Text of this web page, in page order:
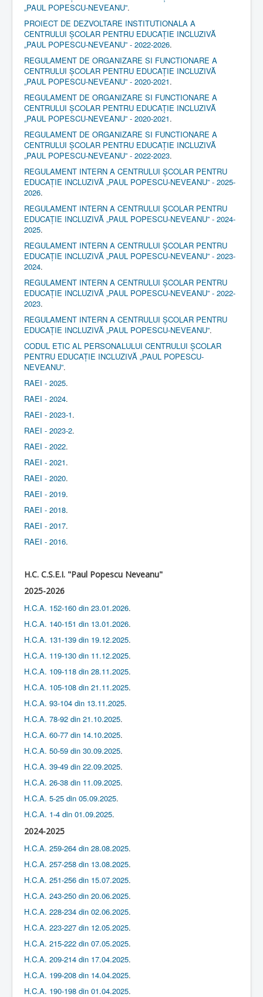
„PAUL POPESCU-NEVEANU”.
PROIECT DE DEZVOLTARE INSTITUTIONALA A
CENTRULUI ȘCOLAR PENTRU EDUCAȚIE INCLUZIVĂ
„PAUL POPESCU-NEVEANU” - 2022-2026.
REGULAMENT DE ORGANIZARE SI FUNCTIONARE A
CENTRULUI ȘCOLAR PENTRU EDUCAȚIE INCLUZIVĂ
„PAUL POPESCU-NEVEANU” - 2020-2021.
REGULAMENT DE ORGANIZARE SI FUNCTIONARE A
CENTRULUI ȘCOLAR PENTRU EDUCAȚIE INCLUZIVĂ
„PAUL POPESCU-NEVEANU” - 2020-2021.
REGULAMENT DE ORGANIZARE SI FUNCTIONARE A
CENTRULUI ȘCOLAR PENTRU EDUCAȚIE INCLUZIVĂ
„PAUL POPESCU-NEVEANU” - 2022-2023.
REGULAMENT INTERN A CENTRULUI ȘCOLAR PENTRU
EDUCAȚIE INCLUZIVĂ „PAUL POPESCU-NEVEANU” - 2025-
2026.
REGULAMENT INTERN A CENTRULUI ȘCOLAR PENTRU
EDUCAȚIE INCLUZIVĂ „PAUL POPESCU-NEVEANU” - 2024-
2025.
REGULAMENT INTERN A CENTRULUI ȘCOLAR PENTRU
EDUCAȚIE INCLUZIVĂ „PAUL POPESCU-NEVEANU” - 2023-
2024.
REGULAMENT INTERN A CENTRULUI ȘCOLAR PENTRU
EDUCAȚIE INCLUZIVĂ „PAUL POPESCU-NEVEANU” - 2022-
2023.
REGULAMENT INTERN A CENTRULUI ȘCOLAR PENTRU
EDUCAȚIE INCLUZIVĂ „PAUL POPESCU-NEVEANU”.
CODUL ETIC AL PERSONALULUI CENTRULUI ȘCOLAR
PENTRU EDUCAȚIE INCLUZIVĂ „PAUL POPESCU-
NEVEANU”.
RAEI - 2025.
RAEI - 2024.
RAEI - 2023-1.
RAEI - 2023-2.
RAEI - 2022.
RAEI - 2021.
RAEI - 2020.
RAEI - 2019.
RAEI - 2018.
RAEI - 2017.
RAEI - 2016.
H.C. C.S.E.I. "Paul Popescu Neveanu"
2025-2026
H.C.A. 152-160 din 23.01.2026.
H.C.A. 140-151 din 13.01.2026.
H.C.A. 131-139 din 19.12.2025.
H.C.A. 119-130 din 11.12.2025.
H.C.A. 109-118 din 28.11.2025.
H.C.A. 105-108 din 21.11.2025.
H.C.A. 93-104 din 13.11.2025.
H.C.A. 78-92 din 21.10.2025.
H.C.A. 60-77 din 14.10.2025.
H.C.A. 50-59 din 30.09.2025.
H.C.A. 39-49 din 22.09.2025.
H.C.A. 26-38 din 11.09.2025.
H.C.A. 5-25 din 05.09.2025.
H.C.A. 1-4 din 01.09.2025.
2024-2025
H.C.A. 259-264 din 28.08.2025.
H.C.A. 257-258 din 13.08.2025.
H.C.A. 251-256 din 15.07.2025.
H.C.A. 243-250 din 20.06.2025.
H.C.A. 228-234 din 02.06.2025.
H.C.A. 223-227 din 12.05.2025.
H.C.A. 215-222 din 07.05.2025.
H.C.A. 209-214 din 17.04.2025.
H.C.A. 199-208 din 14.04.2025.
H.C.A. 190-198 din 01.04.2025.